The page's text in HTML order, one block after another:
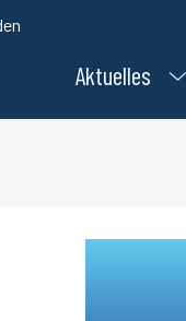
Aktuelles